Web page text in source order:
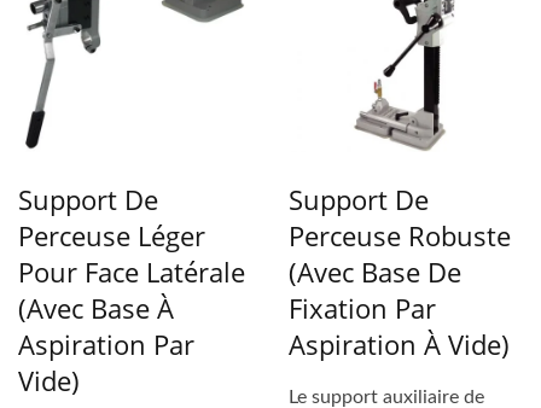
Support De
Perceuse Léger
Pour Face Latérale
(avec Base À
Aspiration Par
Vide)
Support De
Perceuse Robuste
(avec Base De
Fixation Par
Aspiration À Vide)
Le support auxiliaire de